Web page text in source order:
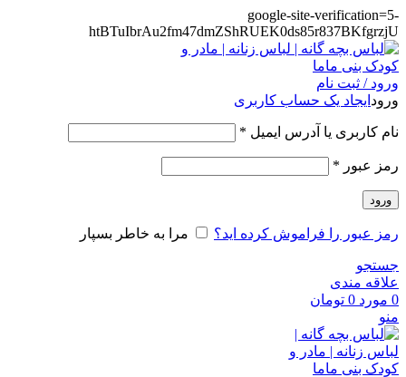
google-site-verification=5-
htBTuIbrAu2fm47dmZShRUEK0ds85r837BKfgrzjU
ورود / ثبت نام
ورود ایجاد یک حساب کاربری
نام کاربری یا آدرس ایمیل *
رمز عبور *
ورود
رمز عبور را فراموش کرده اید؟ مرا به خاطر بسپار
جستجو
علاقه مندی
0 مورد 0 تومان
منو